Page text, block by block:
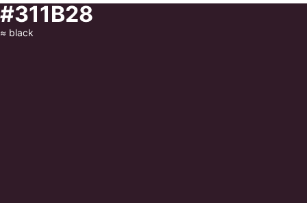
#311B28
≈ black